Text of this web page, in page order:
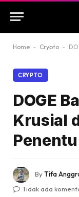
Home - Crypto -
CRYPTO
DOGE
Krusial
ByTifa
Tidak ada